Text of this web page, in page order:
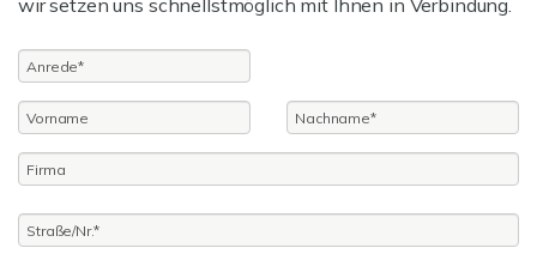
wir setzen uns schnellstmöglich mit Ihnen in Verbindung.